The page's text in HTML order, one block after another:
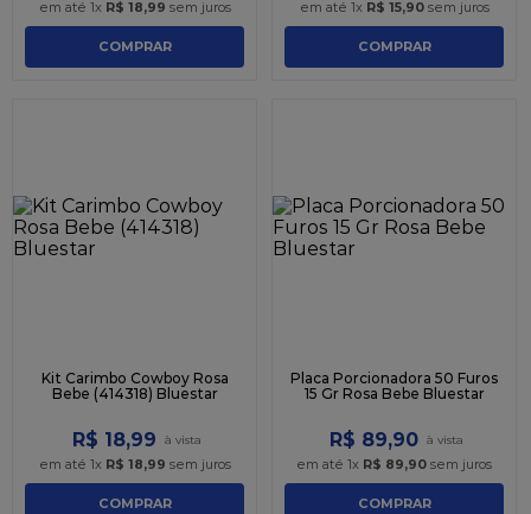
em até 1x R$ 18,99 sem juros
COMPRAR
em até 1x R$ 15,90sem juros
COMPRAR
Kit Carimbo Cowboy Rosa
Bebe (414318) Bluestar
R$ 18,99
em até 1x R$ 18,99 sem juros
COMPRAR
Placa Porcionadora 50 Furos
15 Gr Rosa Bebe Bluestar
R$ 89,90
em até 1x R$ 89,90 sem juros
COMPRAR